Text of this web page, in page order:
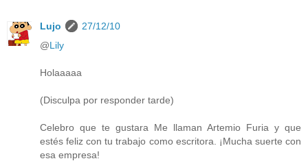
Lujo
27/12/10
@Lily
Holaaaaa
(Disculpa por responder tarde)
Celebro que te gustara Me llaman Artemio Furia y que
estés feliz con tu trabajo como escritora. ¡Mucha suerte con
esa empresa!